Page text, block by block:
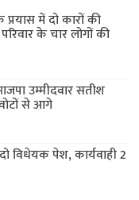
में दो कारों की
के चार लोगों की
उम्मीदवार सतीश
से आगे
विधेयक पेश, कार्यवाही 2